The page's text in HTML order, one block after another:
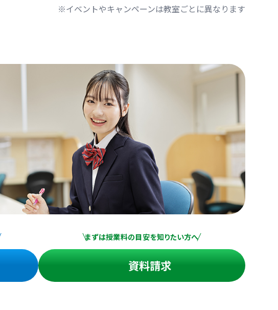
※イベントやキャンペーンは教室ごとに異なります
まずは授業料の目安を知りたい方へ
資料請求